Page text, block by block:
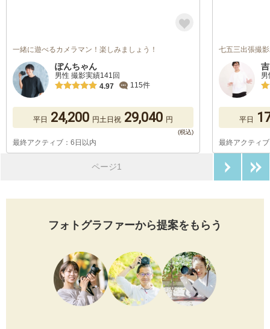
一緒に遊べるカメラマン！楽しみましょう！
ぽんちゃん
男性 撮影実績141回
4.97
115件
平日 24,200 円土日祝 29,040 円
最終アクティブ：6日以内
七五三出張撮
平日
最終アクティ
ページ1
フォトグラファーから提案をもらう